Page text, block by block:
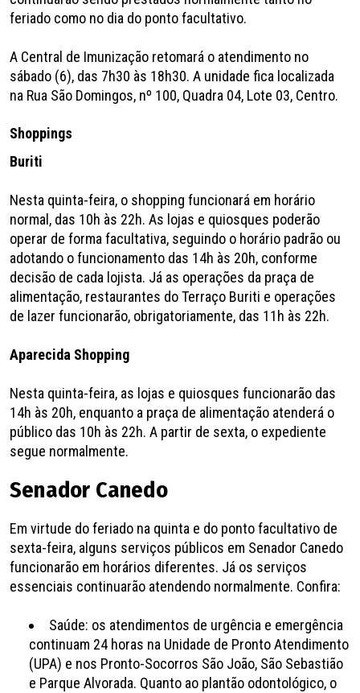
feriado como no dia do ponto facultativo.
A Central de Imunização retomará o atendimento no
sábado (6), das 7h30 às 18h30. A unidade fica localizada
na Rua São Domingos, nº 100, Quadra 04, Lote 03, Centro.
Shoppings
Buriti
Nesta quinta-feira, o shopping funcionará em horário
normal, das 10h às 22h. As lojas e quiosques poderão
operar de forma facultativa, seguindo o horário padrão ou
adotando o funcionamento das 14h às 20h, conforme
decisão de cada lojista. Já as operações da praça de
alimentação, restaurantes do Terraço Buriti e operações
de lazer funcionarão, obrigatoriamente, das 11h às 22h.
Aparecida Shopping
Nesta quinta-feira, as lojas e quiosques funcionarão das
14h às 20h, enquanto a praça de alimentação atenderá o
público das 10h às 22h. A partir de sexta, o expediente
segue normalmente.
Senador Canedo
Em virtude do feriado na quinta e do ponto facultativo de
sexta-feira, alguns serviços públicos em Senador Canedo
funcionarão em horários diferentes. Já os serviços
essenciais continuarão atendendo normalmente. Confira:
Saúde: os atendimentos de urgência e emergência
continuam 24 horas na Unidade de Pronto Atendimento
(UPA) e nos Pronto-Socorros São João, São Sebastião
e Parque Alvorada. Quanto ao plantão odontológico, o